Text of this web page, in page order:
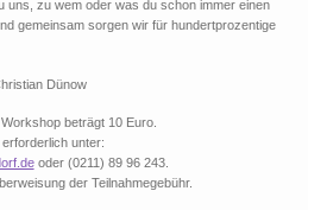
uns, zu wem oder was du schon immer einen
gemeinsam sorgen wir für hundertprozentige
Dünow
beträgt 10 Euro.
unter:
oder (0211) 89 96 243.
der Teilnahmegebühr.